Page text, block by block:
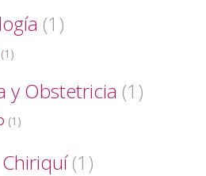
(1)
(1)
y Obstetricia (1)
(1)
(1)